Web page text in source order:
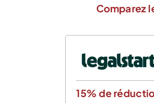
Comparez
15% de